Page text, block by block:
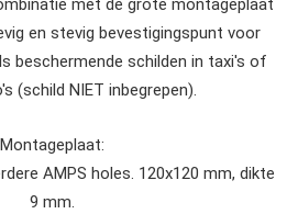
met de grote montageplaat
en stevig bevestigingspunt voor
beschermende schilden in taxi's of
(schild NIET inbegrepen).
Montageplaat:
AMPS holes. 120x120 mm, dikte
9 mm.